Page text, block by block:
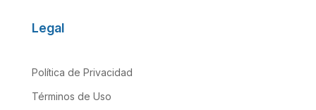
Legal
Política de Privacidad
Términos de Uso